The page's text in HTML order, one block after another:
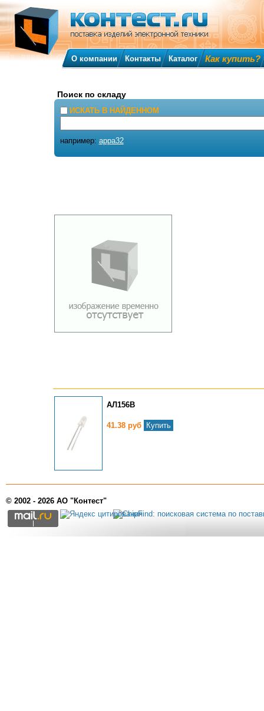
АЛ156В
41.38 руб Купить
О компании Контакты Каталог Как купить?
Поиск по складу
ИСКАТЬ В НАЙДЕННОМ
например: appa32
© 2002 - 2026 АО "Контест"